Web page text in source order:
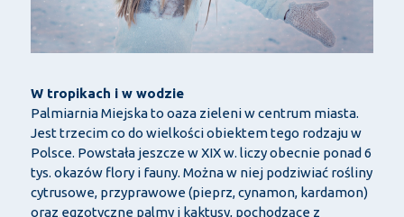
W tropikach i w wodzie
Palmiarnia Miejska to oaza zieleni w centrum miasta.
Jest trzecim co do wielkości obiektem tego rodzaju w
Polsce. Powstała jeszcze w XIX w. liczy obecnie ponad 6
tys. okazów flory i fauny. Można w niej podziwiać rośliny
cytrusowe, przyprawowe (pieprz, cynamon, kardamon)
oraz egzotyczne palmy i kaktusy, pochodzące z